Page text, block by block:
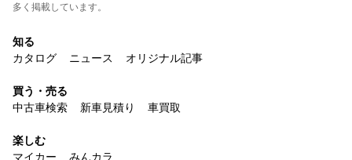
多く掲載しています。
知る
カタログ
ニュース オリジナル記事
買う・売る
中古車検索
新車見積り 車買取
楽しむ
マイカー
みんカラ